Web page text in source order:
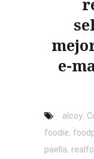
e-
alcoy,
foodie,
paella,